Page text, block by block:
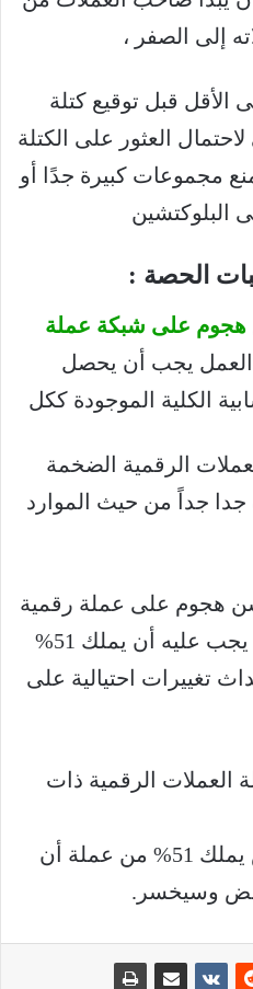
إلى الصفر ،
30 يومًا على الأقل قبل توقيع كتلة
العثور على الكتلة
وذلك لمنع مجموعات كبيرة جدًا أو
البلوكتشين
الحصة :
هجوم على شبكة عملة
العمل يجب أن يحصل
الرقمية الضخمة
جدا جداً من حيث الموارد
هجوم على عملة رقمية
تعمل بنظام إثبات الحصة يجب عليه أن يملك 51%
تغييرات احتيالية على
العملات الرقمية ذات
وليس من مصلحة شخص يملك 51% من عملة أن
وسيخسر.